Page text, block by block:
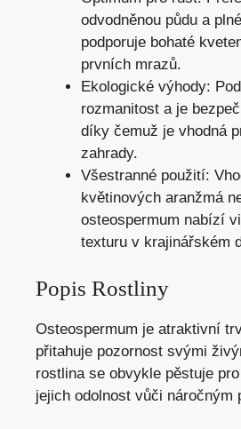
odvodněnou půdu a
podporuje bohaté
prvních mrazů.
Ekologické výhody:
rozmanitost a je
díky čemuž je vhodná
zahrady.
Všestranné použití:
květinových aranžmá
osteospermum nabízí
texturu v krajinářském
Popis Rostliny
Osteospermum je atraktivní
přitahuje pozornost svými
rostlina se obvykle pěstuje
jejich odolnost vůči náročným